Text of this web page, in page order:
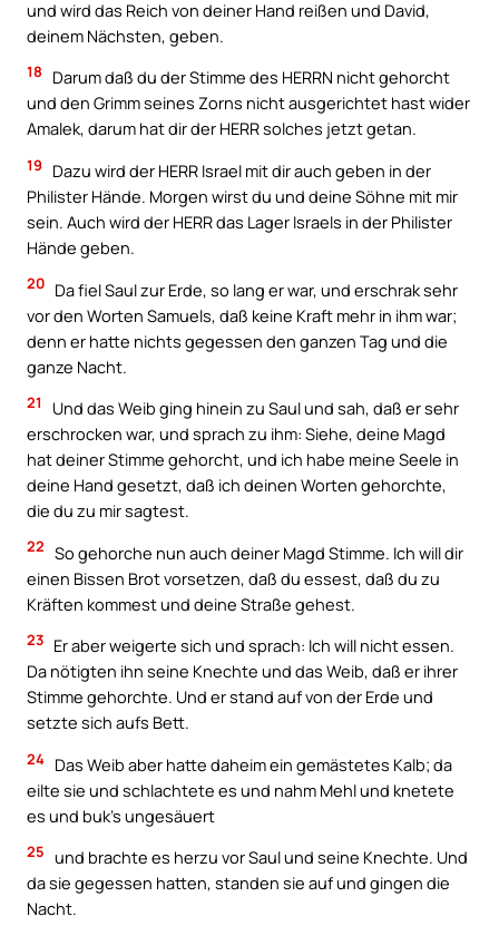
und wird das Reich von deiner Hand reißen und David,
deinem Nächsten, geben.
18
Darum daß du der Stimme des HERRN nicht gehorcht
und den Grimm seines Zorns nicht ausgerichtet hast wider
Amalek, darum hat dir der HERR solches jetzt getan.
19
Dazu wird der HERR Israel mit dir auch geben in der
Philister Hände. Morgen wirst du und deine Söhne mit mir
sein. Auch wird der HERR das Lager Israels in der Philister
Hände geben.
20 Da fiel Saul zur Erde, so lang er war, und erschrak sehr
vor den Worten Samuels, daß keine Kraft mehr in ihm war;
denn er hatte nichts gegessen den ganzen Tag und die
ganze Nacht.
21
Und das Weib ging hinein zu Saul und sah, daß er sehr
erschrocken war, und sprach zu ihm: Siehe, deine Magd
hat deiner Stimme gehorcht, und ich habe meine Seele in
deine Hand gesetzt, daß ich deinen Worten gehorchte,
die du zu mir sagtest.
22 So gehorche nun auch deiner Magd Stimme. Ich will dir
einen Bissen Brot vorsetzen, daß du essest, daß du zu
Kräften kommest und deine Straße gehest.
23 Er aber weigerte sich und sprach: Ich will nicht essen.
Da nötigten ihn seine Knechte und das Weib, daß er ihrer
Stimme gehorchte. Und er stand auf von der Erde und
setzte sich aufs Bett.
24 Das Weib aber hatte daheim ein gemästetes Kalb; da
eilte sie und schlachtete es und nahm Mehl und knetete
es und buk’s ungesäuert
25 und brachte es herzu vor Saul und seine Knechte. Und
da sie gegessen hatten, standen sie auf und gingen die
Nacht.